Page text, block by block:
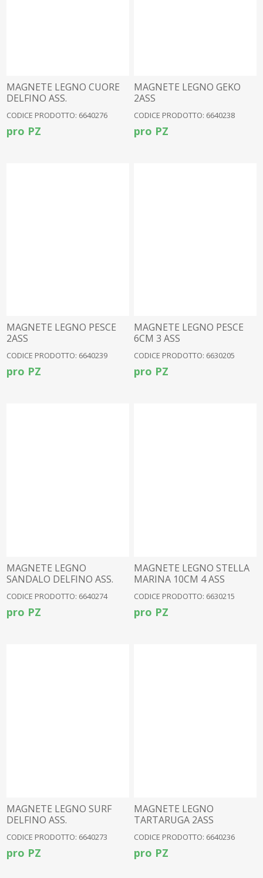
MAGNETE LEGNO CUORE
DELFINO ASS.
CODICE PRODOTTO: 6640276
pro PZ
MAGNETE LEGNO GEKO
2ASS
CODICE PRODOTTO: 6640238
pro PZ
MAGNETE LEGNO PESCE
2ASS
CODICE PRODOTTO: 6640239
pro PZ
MAGNETE LEGNO PESCE
6CM 3 ASS
CODICE PRODOTTO: 6630205
pro PZ
MAGNETE LEGNO
SANDALO DELFINO ASS.
CODICE PRODOTTO: 6640274
pro PZ
MAGNETE LEGNO STELLA
MARINA 10CM 4 ASS
CODICE PRODOTTO: 6630215
pro PZ
MAGNETE LEGNO SURF
DELFINO ASS.
CODICE PRODOTTO: 6640273
pro PZ
MAGNETE LEGNO
TARTARUGA 2ASS
CODICE PRODOTTO: 6640236
pro PZ